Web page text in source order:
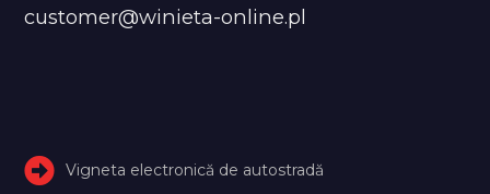
customer@winieta-online.pl
Vigneta electronică de autostradă